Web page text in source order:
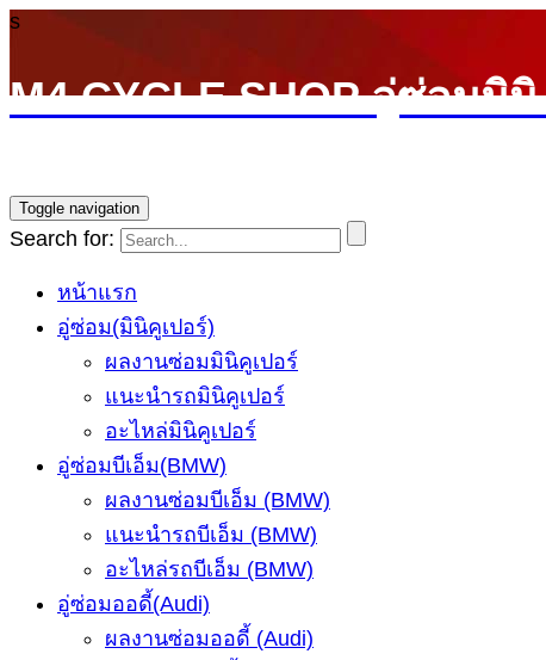
s
M4 CYCLE SHOP อู่ซ่อมมิ
Toggle navigation
Search for:
หน้าแรก
อู่ซ่อม(มินิคูเปอร์)
ผลงานซ่อมมินิคูเปอร์
แนะนำรถมินิคูเปอร์
อะไหล่มินิคูเปอร์
อู่ซ่อมบีเอ็ม(BMW)
ผลงานซ่อมบีเอ็ม (BMW)
แนะนำรถบีเอ็ม (BMW)
อะไหล่รถบีเอ็ม (BMW)
อู่ซ่อมออดี้(Audi)
ผลงานซ่อมออดี้ (Audi)